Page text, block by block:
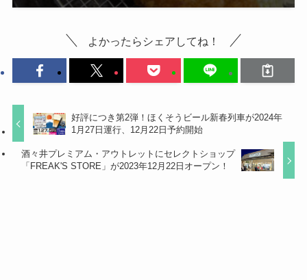
よかったらシェアしてね！
好評につき第2弾！ほくそうビール新春列車が2024年
1月27日運行、12月22日予約開始
酒々井プレミアム・アウトレットにセレクトショップ
「FREAK'S STORE」が2023年12月22日オープン！